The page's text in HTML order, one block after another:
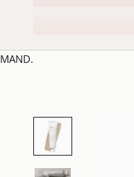
MAND.